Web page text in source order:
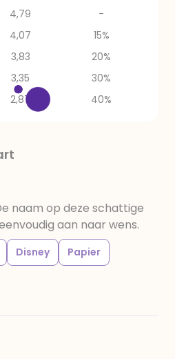
4,79
-
4,07
15%
3,83
20%
3,35
30%
2,87 40%
naam op deze schattige
aan naar wens.
Disney
Papier